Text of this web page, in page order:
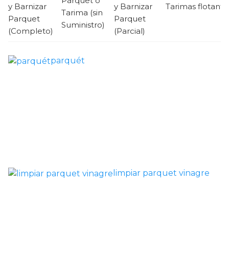
y Barnizar
Parquet
(Completo)
Tarima (sin
Suministro)
y Barnizar
Parquet
(Parcial)
Tarimas
parquet o
parquet o
parquét
limpiar parquet vinagre